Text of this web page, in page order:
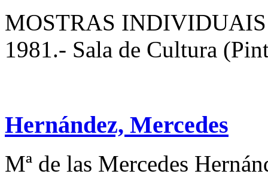
MOSTRAS INDIVIDUAIS
1981.- Sala de Cultura
Hernández, Mercedes
Mª de las Mercedes